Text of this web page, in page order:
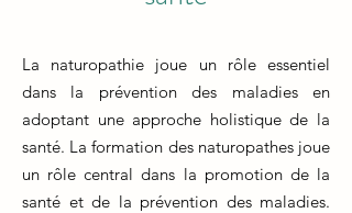
La naturopathie joue un rôle essentiel
dans la prévention des maladies en
adoptant une approche holistique de la
santé. La formation des naturopathes joue
un rôle central dans la promotion de la
santé et de la prévention des maladies.